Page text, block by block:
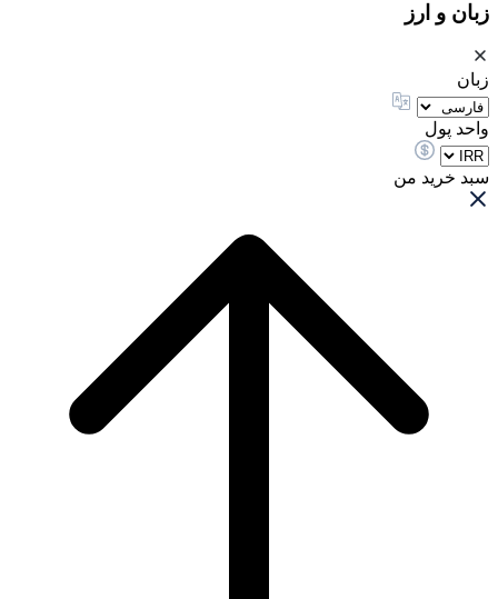
زبان و ارز
زبان
واحد پول
سبد خرید من